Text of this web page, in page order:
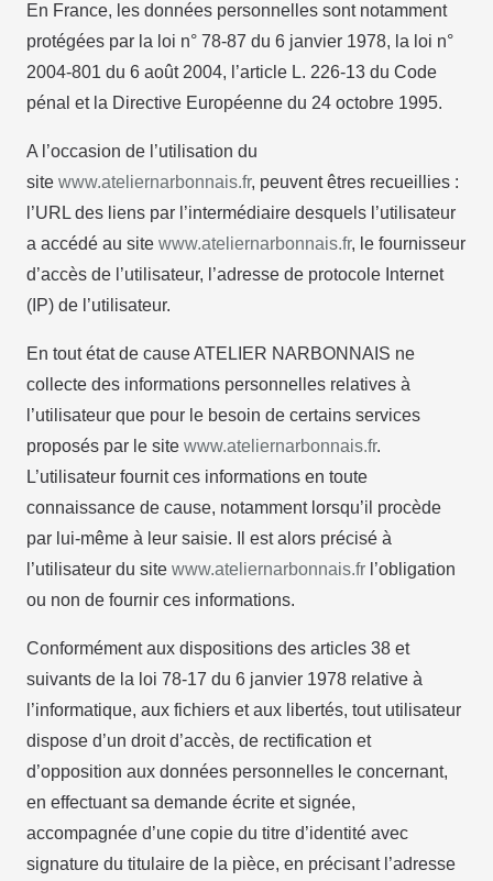
En France, les données personnelles sont notamment
protégées par la loi n° 78-87 du 6 janvier 1978, la loi n°
2004-801 du 6 août 2004, l’article L. 226-13 du Code
pénal et la Directive Européenne du 24 octobre 1995.
A l’occasion de l’utilisation du
site www.ateliernarbonnais.fr, peuvent êtres recueillies :
l’URL des liens par l’intermédiaire desquels l’utilisateur
a accédé au site www.ateliernarbonnais.fr, le fournisseur
d’accès de l’utilisateur, l’adresse de protocole Internet
(IP) de l’utilisateur.
En tout état de cause ATELIER NARBONNAIS ne
collecte des informations personnelles relatives à
l’utilisateur que pour le besoin de certains services
proposés par le site www.ateliernarbonnais.fr.
L’utilisateur fournit ces informations en toute
connaissance de cause, notamment lorsqu’il procède
par lui-même à leur saisie. Il est alors précisé à
l’utilisateur du site www.ateliernarbonnais.fr l’obligation
ou non de fournir ces informations.
Conformément aux dispositions des articles 38 et
suivants de la loi 78-17 du 6 janvier 1978 relative à
l’informatique, aux fichiers et aux libertés, tout utilisateur
dispose d’un droit d’accès, de rectification et
d’opposition aux données personnelles le concernant,
en effectuant sa demande écrite et signée,
accompagnée d’une copie du titre d’identité avec
signature du titulaire de la pièce, en précisant l’adresse